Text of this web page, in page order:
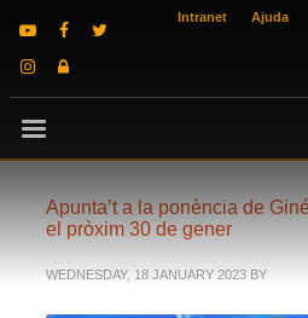
Intranet Ajuda
Apunta’t a la ponència de
el pròxim 30 de gener
WEDNESDAY, 18 JANUARY 2023 BY